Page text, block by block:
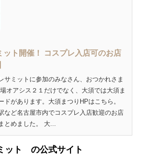
ット開催！ コスプレ入店可のお店
サミットに参加のみなさん、おつかれさま
オアシス２１だけでなく、大須では大須ま
ドがあります。大須まつりHPはこちら。
など名古屋市内でコスプレ入店歓迎のお店
とめました。 大...
ット の公式サイト